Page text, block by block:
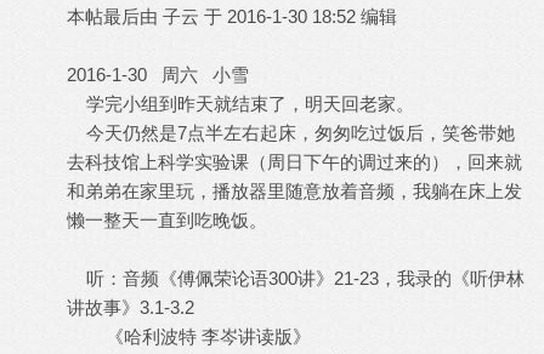
本帖最后由 子云 于 2016-1-30 18:52 编辑
2016-1-30 周六 小雪
学完小组到昨天就结束了，明天回老家。
今天仍然是7点半左右起床，匆匆吃过饭后，笑爸带她
去科技馆上科学实验课（周日下午的调过来的），回来就
和弟弟在家里玩，播放器里随意放着音频，我躺在床上发
懒一整天一直到吃晚饭。
听：音频《傅佩荣论语300讲》21-23，我录的《听伊林
讲故事》3.1-3.2
《哈利波特 李岑讲读版》